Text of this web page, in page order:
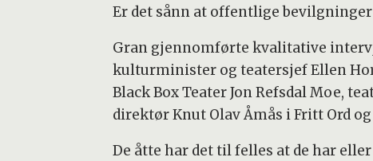
Er det sånn at offentlige
Gran gjennomførte kvalitative
kulturminister og teatersjef Ellen
Black Box Teater Jon Refsdal Moe,
direktør Knut Olav Åmås i Fritt Ord
De åtte har det til felles at de har